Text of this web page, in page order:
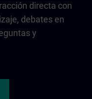
directa con
debates en
y